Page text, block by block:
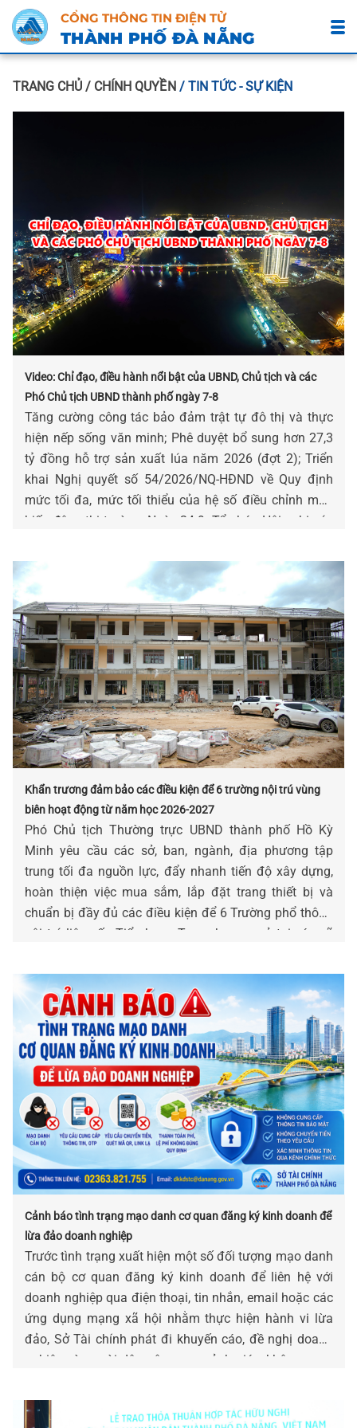
CỔNG THÔNG TIN ĐIỆN TỬ
THÀNH PHỐ ĐÀ NẴNG
TRANG CHỦ / CHÍNH QUYỀN / TIN TỨC - SỰ KIỆN
Video: Chỉ đạo, điều hành nổi bật của UBND, Chủ tịch và các
Phó Chủ tịch UBND thành phố ngày 7-8
Tăng cường công tác bảo đảm trật tự đô thị và thực
hiện nếp sống văn minh; Phê duyệt bổ sung hơn 27,3
tỷ đồng hỗ trợ sản xuất lúa năm 2026 (đợt 2); Triển
khai Nghị quyết số 54/2026/NQ-HĐND về Quy định
mức tối đa, mức tối thiểu của hệ số điều chỉnh mức
biến động thị trường; Ngày 24-9: Tổ chức Hội nghị xúc
những chỉ đạo, điều hành nổi bật của UBND, Chủ tịch
và các Phó Chủ tịch UBND thành phố ngày 07-8.
Khẩn trương đảm bảo các điều kiện để 6 trường nội trú vùng
biên hoạt động từ năm học 2026-2027
Phó Chủ tịch Thường trực UBND thành phố Hồ Kỳ
Minh yêu cầu các sở, ban, ngành, địa phương tập
trung tối đa nguồn lực, đẩy nhanh tiến độ xây dựng,
hoàn thiện việc mua sắm, lắp đặt trang thiết bị và
chuẩn bị đầy đủ các điều kiện để 6 Trường phổ thông
nội trú liên cấp Tiểu học - Trung học cơ sở tại các xã
đảm tổ chức Lễ khai giảng năm học 2026-2027 vào
ngày 05-9 theo đúng kế hoạch.
Cảnh báo tình trạng mạo danh cơ quan đăng ký kinh doanh để
lừa đảo doanh nghiệp
Trước tình trạng xuất hiện một số đối tượng mạo danh
cán bộ cơ quan đăng ký kinh doanh để liên hệ với
doanh nghiệp qua điện thoại, tin nhắn, email hoặc các
ứng dụng mạng xã hội nhằm thực hiện hành vi lừa
đảo, Sở Tài chính phát đi khuyến cáo, đề nghị doanh
nghiệp và người dân nâng cao cảnh giác, không cung
xác minh khi nhận được các yêu cầu bất thường.